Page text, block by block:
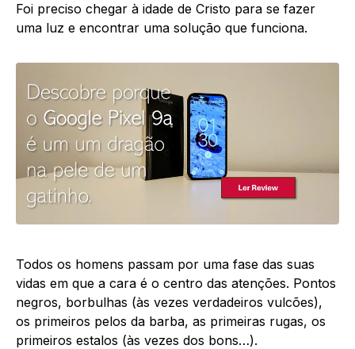
Foi preciso chegar à idade de Cristo para se fazer
uma luz e encontrar uma solução que funciona.
Todos os homens passam por uma fase das suas
vidas em que a cara é o centro das atenções. Pontos
negros, borbulhas (às vezes verdadeiros vulcões),
os primeiros pelos da barba, as primeiras rugas, os
primeiros estalos (às vezes dos bons…).